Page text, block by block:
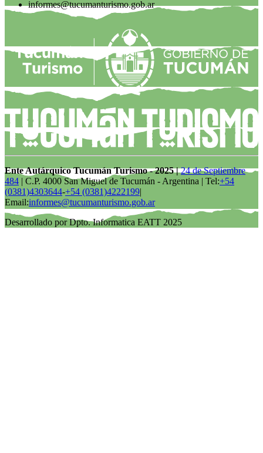
informes@tucumanturismo.gob.ar
Ente Autárquico Tucumán Turismo - 2025 |24 de Septiembre
484 | C.P. 4000 San Miguel de Tucumán - Argentina | Tel:+54
(0381)4303644-+54 (0381)4222199|
Email:informes@tucumanturismo.gob.ar
Desarrollado por Dpto. Informatica EATT 2025